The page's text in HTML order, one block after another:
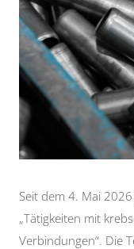
Seit dem 4. Mai
„Tätigkeiten mit
Verbindungen“. Die